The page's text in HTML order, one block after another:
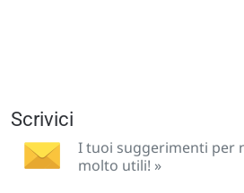
Scrivici
I tuoi suggerimenti per
molto utili! »